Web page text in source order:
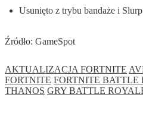
Usunięto z trybu bandaże i
Źródło: GameSpot
AKTUALIZACJA FORTNITE
FORTNITE FORTNITE BATTLE
THANOS GRY BATTLE